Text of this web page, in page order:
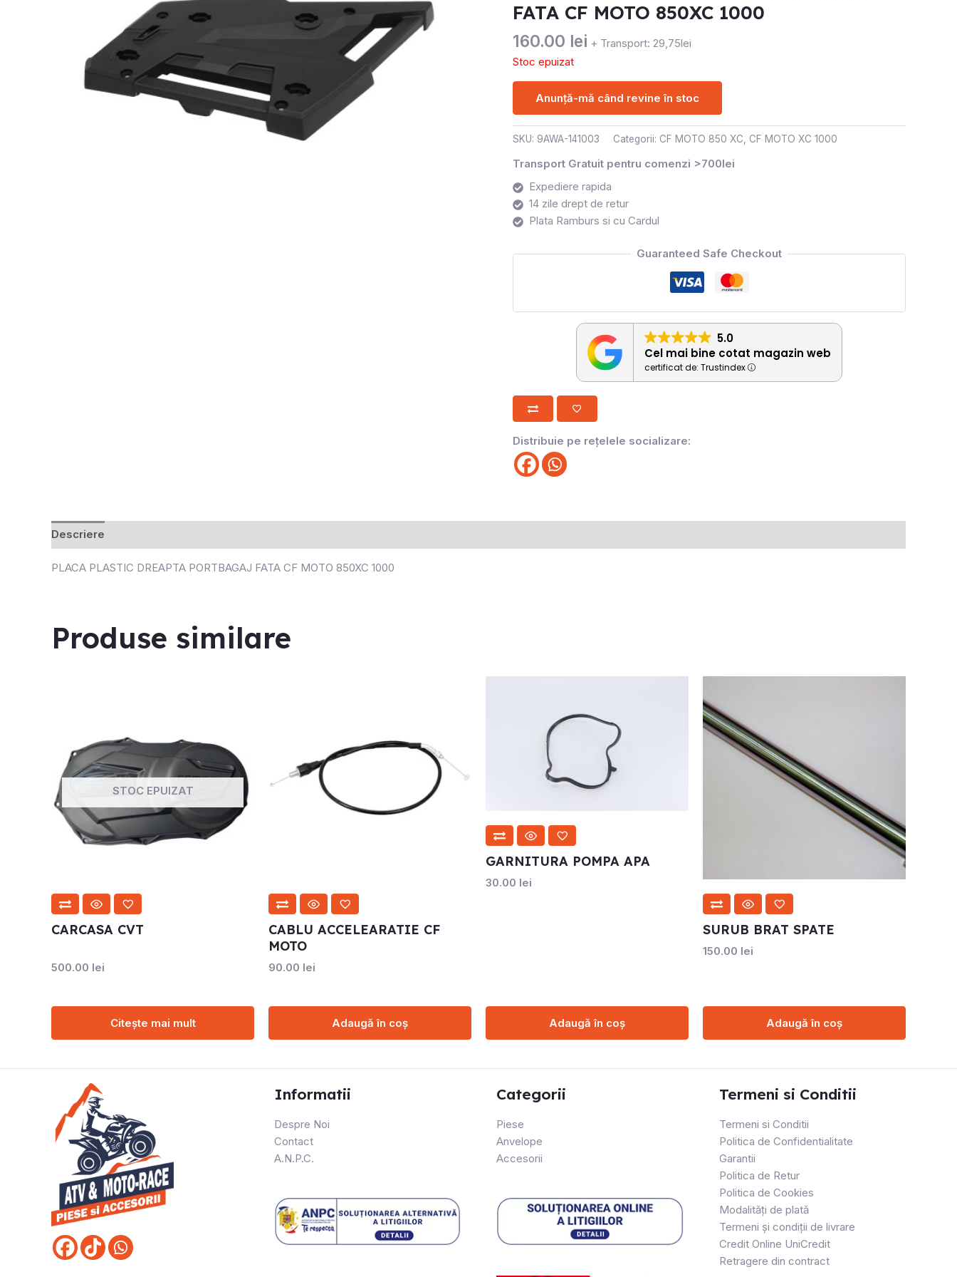
FATA CF MOTO 850XC 1000
160.00 lei + Transport: 29,75lei
Stoc epuizat
Anunță-mă când revine în stoc
SKU: 9AWA-141003 Categorii: CF MOTO 850 XC, CF MOTO XC 1000
Transport Gratuit pentru comenzi >700lei
Expediere rapida
14 zile drept de retur
Plata Ramburs si cu Cardul
Guaranteed Safe Checkout
5.0
Cel mai bine cotat magazin web
certificat de: Trustindex
Distribuie pe rețelele socializare:
Descriere
PLACA PLASTIC DREAPTA PORTBAGAJ FATA CF MOTO 850XC 1000
Produse similare
STOC EPUIZAT
CARCASA CVT
500.00 lei
Citește mai mult
CABLU ACCELEARATIE CF
MOTO
90.00 lei
Adaugă în coș
GARNITURA POMPA APA
30.00 lei
Adaugă în coș
SURUB BRAT SPATE
150.00 lei
Adaugă în coș
Informatii
Despre Noi
Contact
A.N.P.C.
Categorii
Piese
Anvelope
Accesorii
Termeni si Conditii
Termeni si Conditii
Politica de Confidentialitate
Garantii
Politica de Retur
Politica de Cookies
Modalități de plată
Termeni și condiții de livrare
Credit Online UniCredit
Retragere din contract